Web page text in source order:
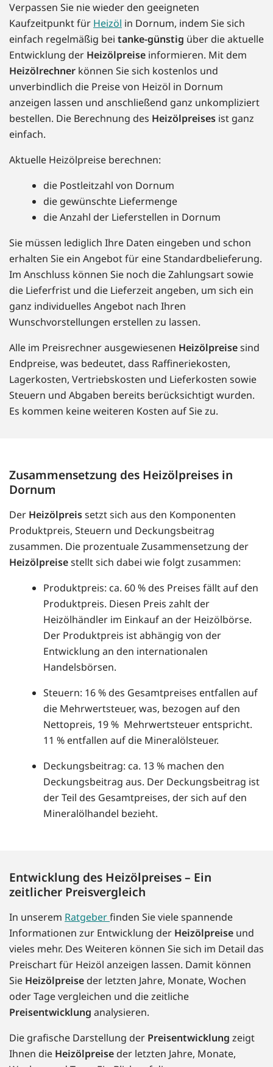
Verpassen Sie nie wieder den geeigneten
Kaufzeitpunkt für Heizöl in Dornum, indem Sie sich
einfach regelmäßig bei tanke-günstig über die aktuelle
Entwicklung der Heizölpreise informieren. Mit dem
Heizölrechner können Sie sich kostenlos und
unverbindlich die Preise von Heizöl in Dornum
anzeigen lassen und anschließend ganz unkompliziert
bestellen. Die Berechnung des Heizölpreises ist ganz
einfach.
Aktuelle Heizölpreise berechnen:
die Postleitzahl von Dornum
die gewünschte Liefermenge
die Anzahl der Lieferstellen in Dornum
Sie müssen lediglich Ihre Daten eingeben und schon
erhalten Sie ein Angebot für eine Standardbelieferung.
Im Anschluss können Sie noch die Zahlungsart sowie
die Lieferfrist und die Lieferzeit angeben, um sich ein
ganz individuelles Angebot nach Ihren
Wunschvorstellungen erstellen zu lassen.
Alle im Preisrechner ausgewiesenen Heizölpreisesind
Endpreise, was bedeutet, dass Raffineriekosten,
Lagerkosten, Vertriebskosten und Lieferkosten sowie
Steuern und Abgaben bereits berücksichtigt wurden.
Es kommen keine weiteren Kosten auf Sie zu.
Zusammensetzung des Heizölpreises in
Dornum
Der Heizölpreissetzt sich aus den Komponenten
Produktpreis, Steuern und Deckungsbeitrag
zusammen. Die prozentuale Zusammensetzung der
Heizölpreisestellt sich dabei wie folgt zusammen:
Produktpreis: ca. 60 % des Preises fällt auf den
Produktpreis. Diesen Preis zahlt der
Heizölhändler im Einkauf an der Heizölbörse.
Der Produktpreis ist abhängig von der
Entwicklung an den internationalen
Handelsbörsen.
Steuern: 16 % des Gesamtpreises entfallen auf
die Mehrwertsteuer, was, bezogen auf den
Nettopreis, 19 % Mehrwertsteuer entspricht.
11 % entfallen auf die Mineralölsteuer.
Deckungsbeitrag: ca. 13 % machen den
Deckungsbeitrag aus. Der Deckungsbeitrag ist
der Teil des Gesamtpreises, der sich auf den
Mineralölhandel bezieht.
Entwicklung des Heizölpreises – Ein
zeitlicher Preisvergleich
In unserem Ratgeberfinden Sie viele spannende
Informationen zur Entwicklung der Heizölpreise und
vieles mehr. Des Weiteren können Sie sich im Detail das
Preischart für Heizöl anzeigen lassen. Damit können
Sie Heizölpreise der letzten Jahre, Monate, Wochen
oder Tage vergleichen und die zeitliche
Preisentwicklung analysieren.
Die grafische Darstellung der Preisentwicklung zeigt
Ihnen die Heizölpreise der letzten Jahre, Monate,